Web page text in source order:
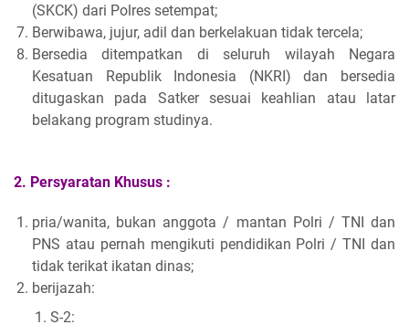
(SKCK) dari Polres setempat;
Berwibawa, jujur, adil dan berkelakuan tidak tercela;
Bersedia ditempatkan di seluruh wilayah Negara
Kesatuan Republik Indonesia (NKRI) dan bersedia
ditugaskan pada Satker sesuai keahlian atau latar
belakang program studinya.
2. Persyaratan Khusus :
pria/wanita, bukan anggota / mantan Polri / TNI dan
PNS atau pernah mengikuti pendidikan Polri / TNI dan
tidak terikat ikatan dinas;
berijazah:
S-2: